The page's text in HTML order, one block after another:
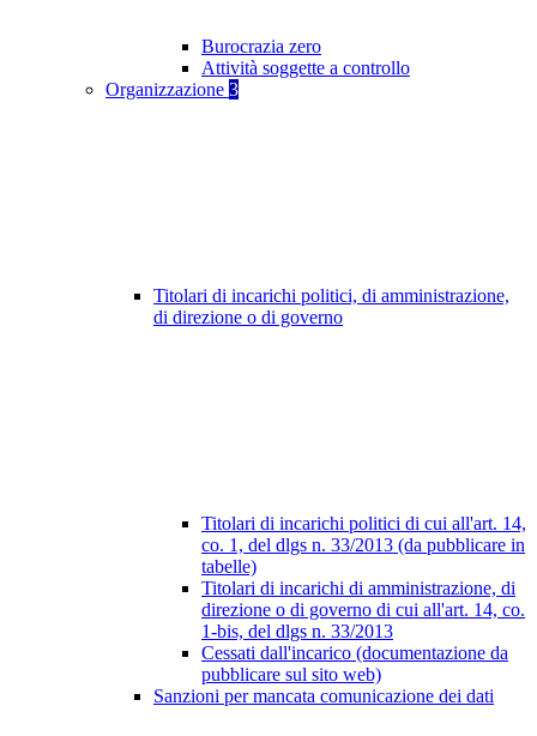
Burocrazia zero
Attività soggette a controllo
Organizzazione 3
Titolari di incarichi politici, di amministrazione,
di direzione o di governo
Titolari di incarichi politici di cui all'art. 14,
co. 1, del dlgs n. 33/2013 (da pubblicare in
tabelle)
Titolari di incarichi di amministrazione, di
direzione o di governo di cui all'art. 14, co.
1-bis, del dlgs n. 33/2013
Cessati dall'incarico (documentazione da
pubblicare sul sito web)
Sanzioni per mancata comunicazione dei dati